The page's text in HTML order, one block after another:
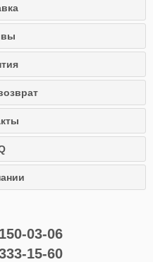
150-03-06
15-60